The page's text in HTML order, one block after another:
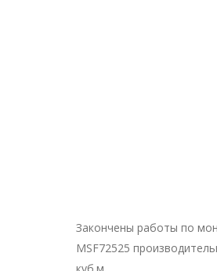
Закончены работы по
MSF72525
куб.м.